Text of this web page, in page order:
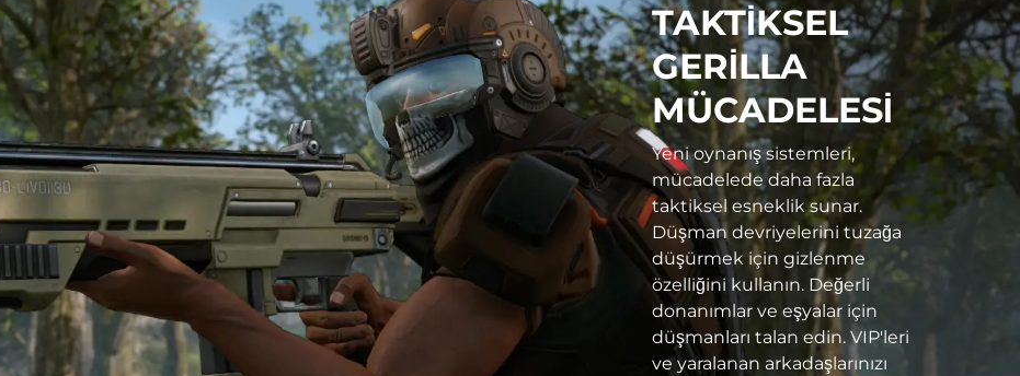
TAKTİKSEL
GERİLLA
MÜCADELESİ
Yeni oynanış sistemleri,
mücadelede daha fazla
taktiksel esneklik sunar.
Düşman devriyelerini tuzağa
düşürmek için gizlenme
özelliğini kullanın. Değerli
donanımlar ve eşyalar için
düşmanları talan edin. VIP'leri
ve yaralanan arkadaşlarınızı